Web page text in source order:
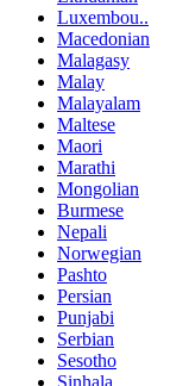
Luxembou..
Macedonian
Malagasy
Malay
Malayalam
Maltese
Maori
Marathi
Mongolian
Burmese
Nepali
Norwegian
Pashto
Persian
Punjabi
Serbian
Sesotho
Sinhala